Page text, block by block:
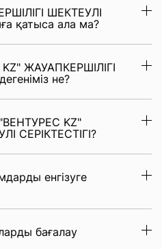
ШЕКТЕУЛІ
қатыса ала ма?
KZ" ЖАУАПКЕРШІЛІГІ
не?
KZ"
СЕРІКТЕСТІГІ?
енгізуге
бағалау